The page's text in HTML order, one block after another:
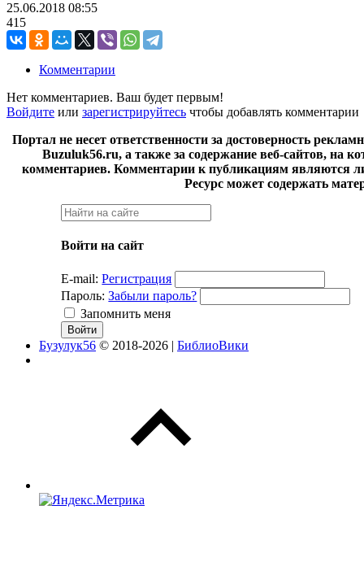
25.06.2018 08:55
415
Комментарии
Нет комментариев. Ваш будет первым!
Войдите или зарегистрируйтесь чтобы добавлять комментарии
Портал не несет ответственности за достоверность
Buzuluk56.ru, а также за содержание веб-сайтов, на
комментариев. Комментарии к публикациям являются
Ресурс может содержать
Войти на сайт
E-mail: Регистрация
Пароль: Забыли пароль?
Запомнить меня
Бузулук56 © 2018-2026 | БиблиоВики